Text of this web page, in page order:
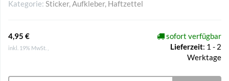
Kategorie: Sticker, Aufkleber, Haftzettel
4,95 €
inkl. 19% MwSt. ,
sofort verfügbar
Lieferzeit: 1 - 2
Werktage